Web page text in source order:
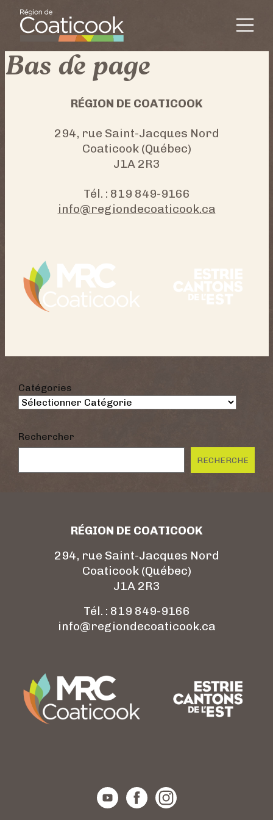
Passer au contenu
Navigation
Bas de page
RÉGION DE COATICOOK
294, rue Saint-Jacques Nord
Coaticook (Québec)
J1A 2R3
Tél. : 819 849-9166
info@regiondecoaticook.ca
Catégories
Rechercher
RECHERCHE
RÉGION DE COATICOOK
294, rue Saint-Jacques Nord
Coaticook (Québec)
J1A 2R3
Tél. : 819 849-9166
info@regiondecoaticook.ca